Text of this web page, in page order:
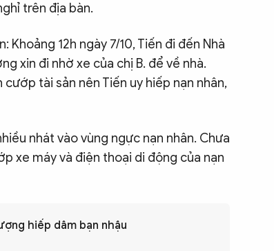
trên địa bàn.
Khoảng 12h ngày 7/10, Tiến đi đến Nhà
xin đi nhờ xe của chị B. để về nhà.
tài sản nên Tiến uy hiếp nạn nhân,
nhát vào vùng ngực nạn nhân. Chưa
xe máy và điện thoại di động của nạn
hiếp dâm bạn nhậu